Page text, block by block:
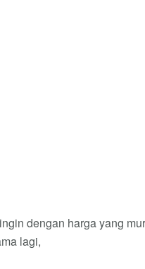
dengan harga yang
lagi,